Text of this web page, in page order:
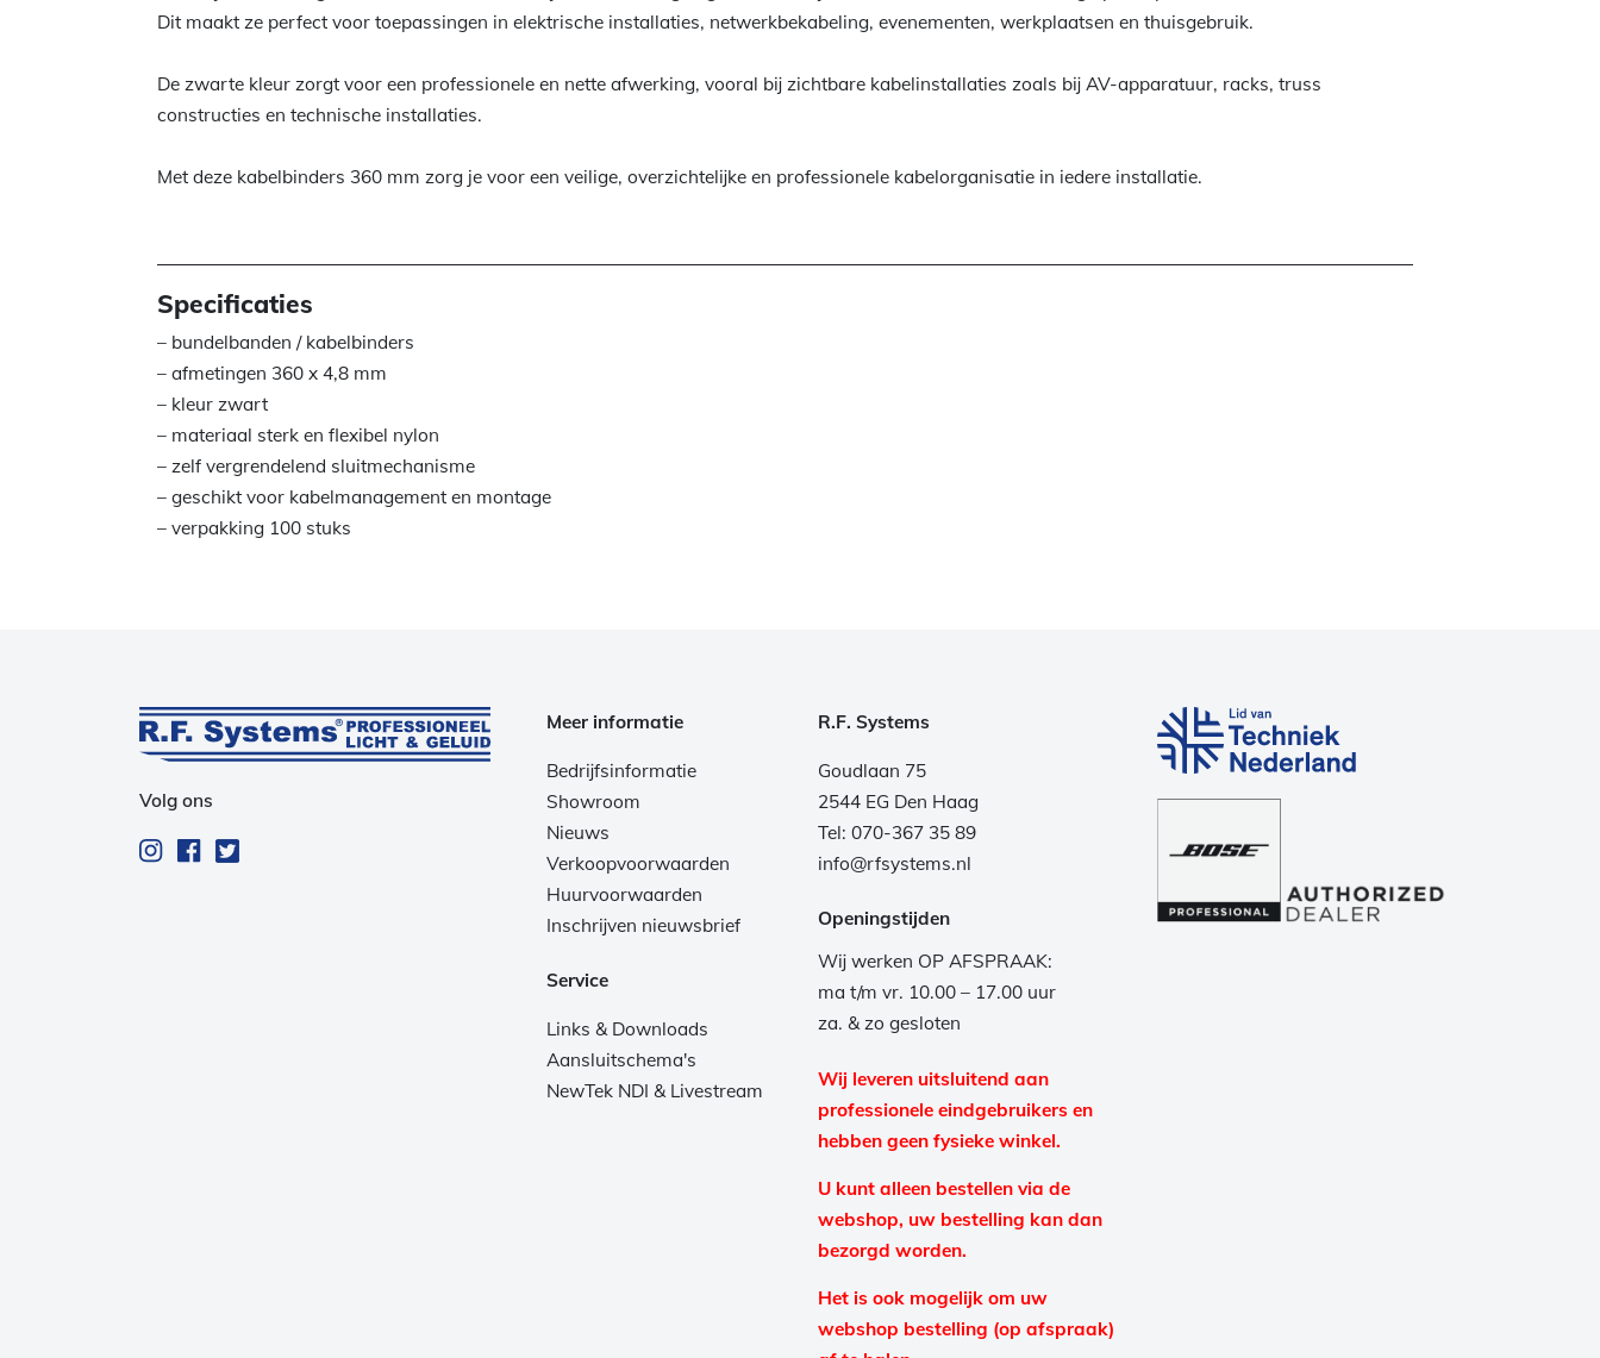
Dit maakt ze perfect voor toepassingen in elektrische installaties, netwerkbekabeling, evenementen, werkplaatsen en thuisgebruik.
De zwarte kleur zorgt voor een professionele en nette afwerking, vooral bij zichtbare kabelinstallaties zoals bij AV-apparatuur, racks, truss
constructies en technische installaties.
Met deze kabelbinders 360 mm zorg je voor een veilige, overzichtelijke en professionele kabelorganisatie in iedere installatie.
Specificaties
– bundelbanden / kabelbinders
– afmetingen 360 x 4,8 mm
– kleur zwart
– materiaal sterk en flexibel nylon
– zelf vergrendelend sluitmechanisme
– geschikt voor kabelmanagement en montage
– verpakking 100 stuks
Volg ons
Meer informatie
Bedrijfsinformatie
Showroom
Nieuws
Verkoopvoorwaarden
Huurvoorwaarden
Inschrijven nieuwsbrief
Service
Links & Downloads
Aansluitschema's
NewTek NDI & Livestream
R.F. Systems
Goudlaan 75
2544 EG Den Haag
Tel: 070-367 35 89
info@rfsystems.nl
Openingstijden
Wij werken OP AFSPRAAK:
ma t/m vr. 10.00 – 17.00 uur
za. & zo gesloten
Wij leveren uitsluitend aan
professionele eindgebruikers en
hebben geen fysieke winkel.
U kunt alleen bestellen via de
webshop, uw bestelling kan dan
bezorgd worden.
Het is ook mogelijk om uw
webshop bestelling (op afspraak)